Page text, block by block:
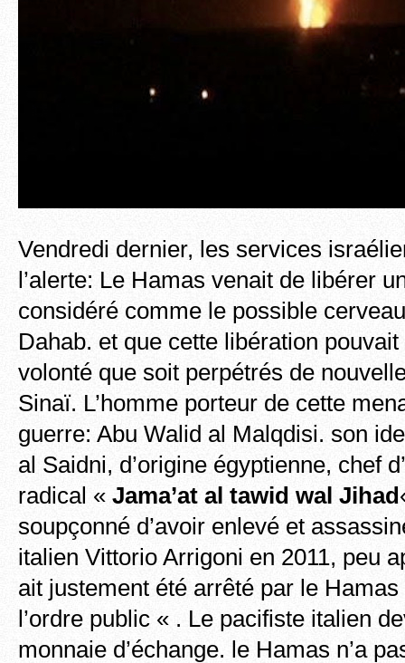
Vendredi dernier, les services
l’alerte: Le Hamas venait de libérer
considéré comme le possible
Dahab. et que cette libération pouvait
volonté que soit perpétrés de
Sinaï. L’homme porteur de cette
guerre: Abu Walid al Malqdisi. son
al Saidni, d’origine égyptienne, chef
radical « Jama’at al tawid wal Jihad
soupçonné d’avoir enlevé et
italien Vittorio Arrigoni en 2011, peu
ait justement été arrêté par le
l’ordre public « . Le pacifiste italien
monnaie d’échange. le Hamas n’a